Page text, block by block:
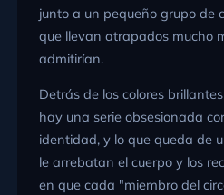
junto a un pequeño grupo de
que llevan atrapados mucho
admitirían.
Detrás de los colores
hay una serie obsesionada
identidad, y lo que queda de
le arrebatan el cuerpo y los
en que cada "miembro del